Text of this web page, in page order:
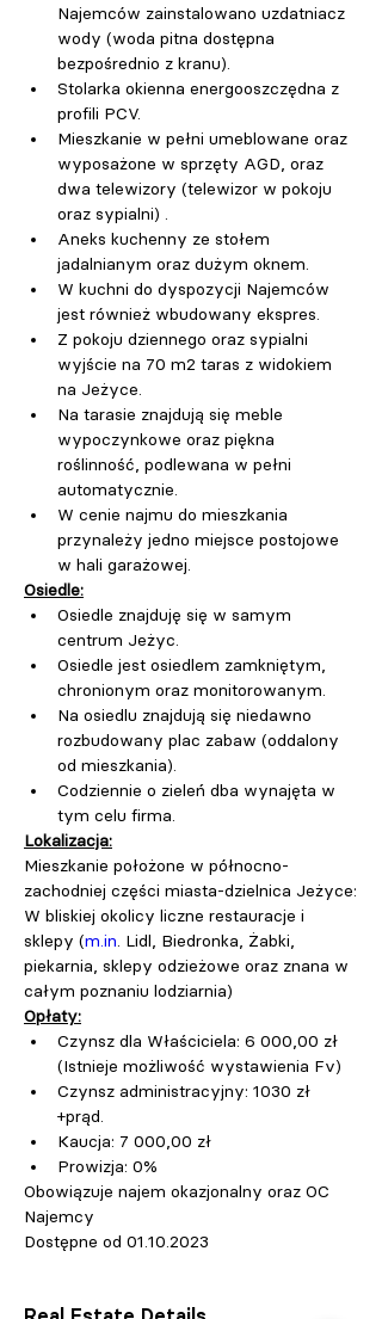
Najemców zainstalowano uzdatniacz
wody (woda pitna dostępna
bezpośrednio z kranu).
Stolarka okienna energooszczędna z
profili PCV.
Mieszkanie w pełni umeblowane oraz
wyposażone w sprzęty AGD, oraz
dwa telewizory (telewizor w pokoju
oraz sypialni) .
Aneks kuchenny ze stołem
jadalnianym oraz dużym oknem.
W kuchni do dyspozycji Najemców
jest również wbudowany ekspres.
Z pokoju dziennego oraz sypialni
wyjście na 70 m2 taras z widokiem
na Jeżyce.
Na tarasie znajdują się meble
wypoczynkowe oraz piękna
roślinność, podlewana w pełni
automatycznie.
W cenie najmu do mieszkania
przynależy jedno miejsce postojowe
w hali garażowej.
Osiedle:
Osiedle znajduję się w samym
centrum Jeżyc.
Osiedle jest osiedlem zamkniętym,
chronionym oraz monitorowanym.
Na osiedlu znajdują się niedawno
rozbudowany plac zabaw (oddalony
od mieszkania).
Codziennie o zieleń dba wynajęta w
tym celu firma.
Lokalizacja:
Mieszkanie położone w północno-
zachodniej części miasta-dzielnica Jeżyce:
W bliskiej okolicy liczne restauracje i
sklepy (m.in. Lidl, Biedronka, Żabki,
piekarnia, sklepy odzieżowe oraz znana w
całym poznaniu lodziarnia)
Opłaty:
Czynsz dla Właściciela: 6 000,00 zł
(Istnieje możliwość wystawienia Fv)
Czynsz administracyjny: 1030 zł
+prąd.
Kaucja: 7 000,00 zł
Prowizja: 0%
Obowiązuje najem okazjonalny oraz OC
Najemcy
Dostępne od 01.10.2023